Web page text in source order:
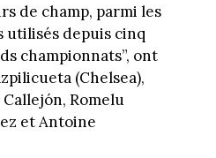
de champ, parmi les
utilisés depuis cinq
championnats”, ont
(Chelsea),
Romelu
et Antoine